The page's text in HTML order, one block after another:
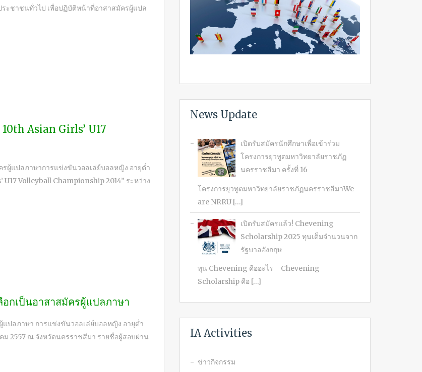
ระชาชนทั่วไป เพื่อปฏิบัติหน้าที่อาสาสมัครผู้แปล
Asian Girls’ U17
ผู้แปลภาษาการแข่งขันวอลเล่ย์บอลหญิง อายุต่ำ
U17 Volleyball Championship 2014” ระหว่าง
กเป็นอาสาสมัครผู้แปลภาษา
ปลภาษา การแข่งขันวอลเล่ย์บอลหญิง อายุต่ำ
คม 2557 ณ จังหวัดนครราชสีมา รายชื่อผู้สอบผ่าน
News Update
เปิดรับสมัครนักศึกษาเพื่อเข้าร่วม
โครงการยุวทูตมหาวิทยาลัยราชภัฏ
นครราชสีมา ครั้งที่ 16
โครงการยุวทูตมหาวิทยาลัยราชภัฏนครราชสีมาWe
are NRRU […]
เปิดรับสมัครแล้ว! Chevening
Scholarship 2025 ทุนเต็มจำนวนจาก
รัฐบาลอังกฤษ
ทุน Chevening คืออะไร Chevening
Scholarship คือ […]
IA Activities
ข่าวกิจกรรม